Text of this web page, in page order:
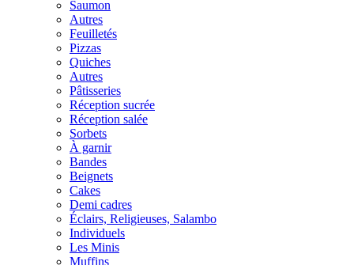
Saumon
Autres
Feuilletés
Pizzas
Quiches
Autres
Pâtisseries
Réception sucrée
Réception salée
Sorbets
À garnir
Bandes
Beignets
Cakes
Demi cadres
Éclairs, Religieuses, Salambo
Individuels
Les Minis
Muffins